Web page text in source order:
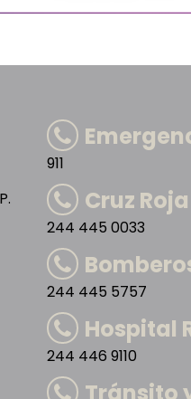
911
Cruz Roja
244 445 0033
244 445 5757
Hospital
244 446 9110
Tránsito